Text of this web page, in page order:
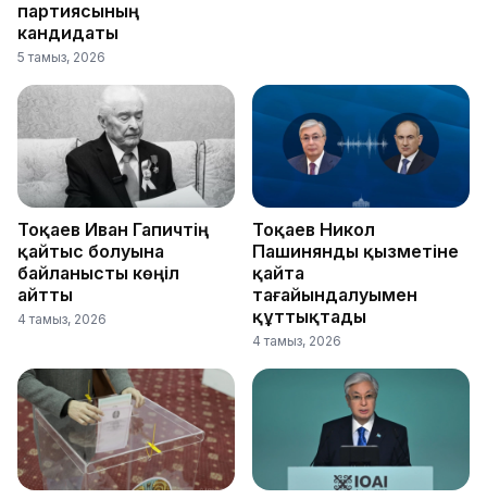
партиясының
кандидаты
5 тамыз, 2026
Тоқаев Иван Гапичтің
қайтыс болуына
байланысты көңіл
айтты
4 тамыз, 2026
Тоқаев Никол
Пашинянды қызметіне
қайта
тағайындалуымен
құттықтады
4 тамыз, 2026